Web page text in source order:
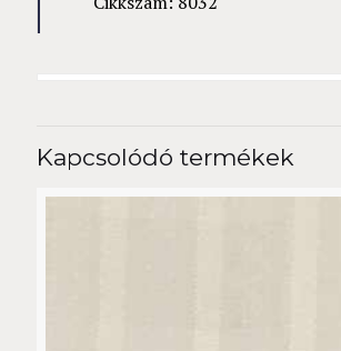
Kapcsolódó termékek